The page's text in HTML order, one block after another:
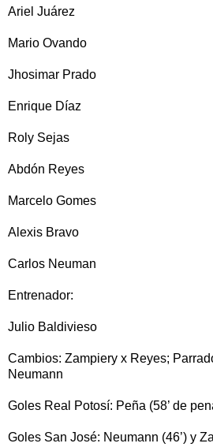
Ariel Juárez
Mario Ovando
Jhosimar Prado
Enrique Díaz
Roly Sejas
Abdón Reyes
Marcelo Gomes
Alexis Bravo
Carlos Neuman
Entrenador:
Julio Baldivieso
Cambios: Zampiery x Reyes;
Neumann
Goles Real Potosí: Peña (58’ de
Goles San José: Neumann (46’) y